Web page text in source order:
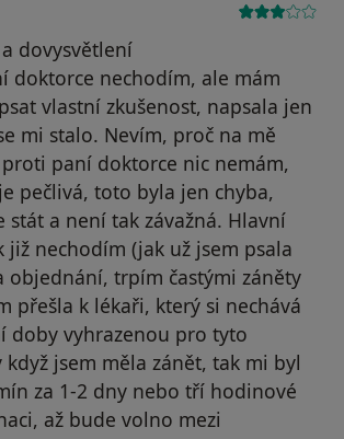
dovysvětlení
doktorce nechodím, ale mám
vlastní zkušenost, napsala jen
mi stalo. Nevím, proč na mě
paní doktorce nic nemám,
pečlivá, toto byla jen chyba,
stát a není tak závažná. Hlavní
již nechodím (jak už jsem psala
objednání, trpím častými záněty
přešla k lékaři, který si nechává
doby vyhrazenou pro tyto
když jsem měla zánět, tak mi byl
za 1-2 dny nebo tří hodinové
až bude volno mezi